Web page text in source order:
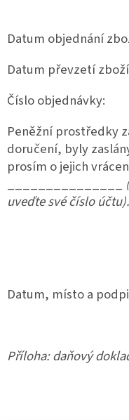
Datum objednání
Datum převzetí
Číslo objednávky:
Peněžní prostředky
doručení, byly
prosím o jejich
uveďte své číslo účtu).
Datum, místo a
Příloha: daňový